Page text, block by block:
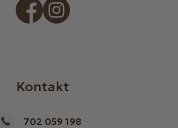
Kontakt
702 059 198